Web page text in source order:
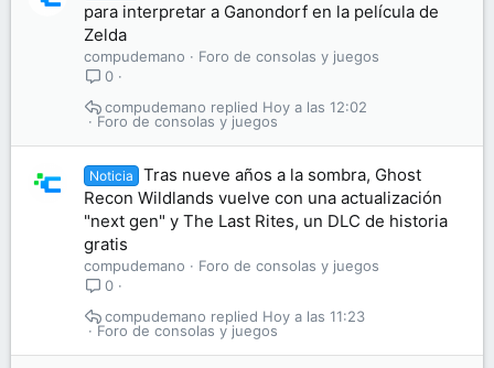
para interpretar a Ganondorf en la película de
Zelda
compudemano
Foro de consolas y juegos
0
Foro de consolas y juegos
Hoy a las 12:02
compudemano
Noticia
Tras nueve años a la sombra, Ghost
Recon Wildlands vuelve con una actualización
"next gen" y The Last Rites, un DLC de historia
gratis
compudemano
Foro de consolas y juegos
0
Foro de consolas y juegos
Hoy a las 11:23
compudemano